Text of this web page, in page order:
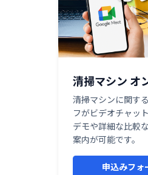
清掃マシン オ
清掃マシンに関す
フがビデオチャッ
デモや詳細な比較
案内が可能です。
申込みフォ